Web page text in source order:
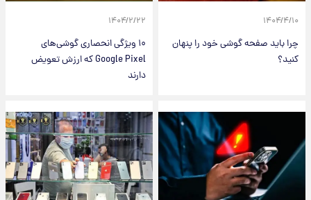
۱۴۰۴/۴/۱۰
چرا باید صفحه گوشی خود را پنهان
کنید؟
۱۴۰۴/۲/۲۲
۱۰ ویژگی انحصاری گوشی‌های
Google Pixel که ارزش تعویض
دارند